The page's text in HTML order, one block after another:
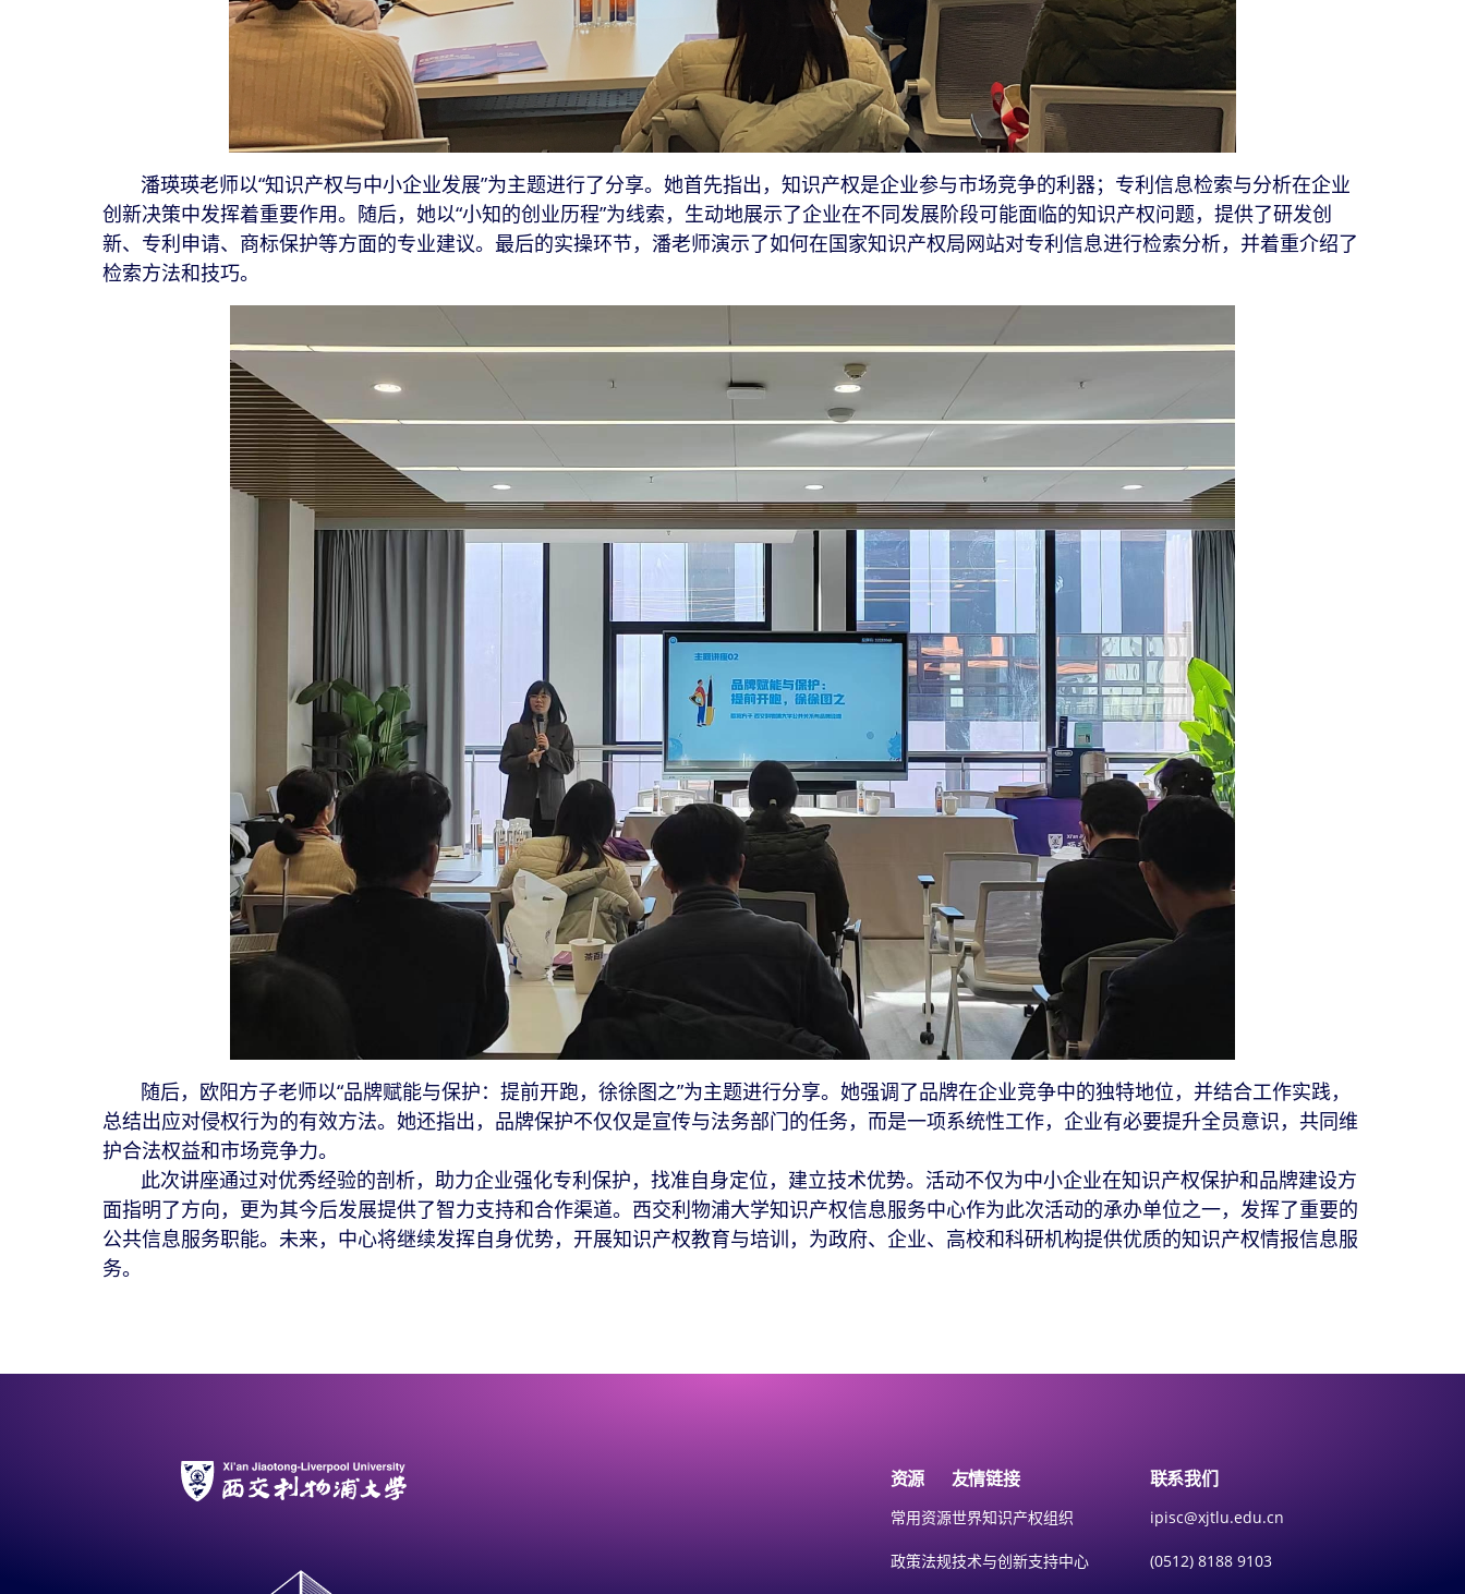
潘瑛瑛老师以“知识产权与中小企业发展”为主题进行了分享。她首先指出，知识产权是企业参与市场竞争的利器；专利信息检索与分析在企业
创新决策中发挥着重要作用。随后，她以“小知的创业历程”为线索，生动地展示了企业在不同发展阶段可能面临的知识产权问题，提供了研发创
新、专利申请、商标保护等方面的专业建议。最后的实操环节，潘老师演示了如何在国家知识产权局网站对专利信息进行检索分析，并着重介绍了
检索方法和技巧。
随后，欧阳方子老师以“品牌赋能与保护：提前开跑，徐徐图之”为主题进行分享。她强调了品牌在企业竞争中的独特地位，并结合工作实践，
总结出应对侵权行为的有效方法。她还指出，品牌保护不仅仅是宣传与法务部门的任务，而是一项系统性工作，企业有必要提升全员意识，共同维
护合法权益和市场竞争力。
此次讲座通过对优秀经验的剖析，助力企业强化专利保护，找准自身定位，建立技术优势。活动不仅为中小企业在知识产权保护和品牌建设方
面指明了方向，更为其今后发展提供了智力支持和合作渠道。西交利物浦大学知识产权信息服务中心作为此次活动的承办单位之一，发挥了重要的
公共信息服务职能。未来，中心将继续发挥自身优势，开展知识产权教育与培训，为政府、企业、高校和科研机构提供优质的知识产权情报信息服
务。
资源
常用资源
政策法规
友情链接
世界知识产权组织
技术与创新支持中心
联系我们
ipisc@xjtlu.edu.cn
(0512) 8188 9103